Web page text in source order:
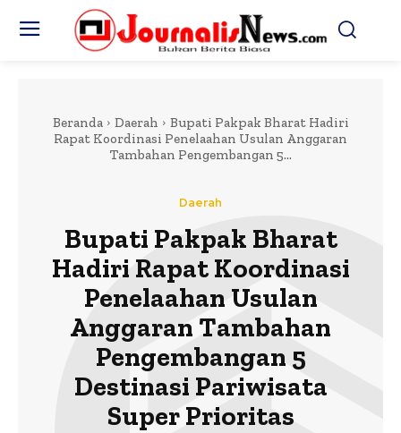
Beranda Daerah
Bupati Pakpak Bharat Hadiri
Rapat Koordinasi Penelaahan Usulan Anggaran
Tambahan Pengembangan 5...
Daerah
Bupati Pakpak Bharat
Hadiri Rapat Koordinasi
Penelaahan Usulan
Anggaran Tambahan
Pengembangan 5
Destinasi Pariwisata
Super Prioritas